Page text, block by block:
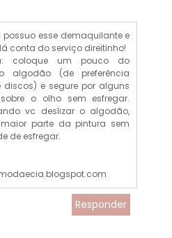
possuo esse demaquilante e
conta do serviço direitinho!
coloque um pouco do
algodão (de preferência
discos) e segure por alguns
o olho sem esfregar.
vc deslizar o algodão,
parte da pintura sem
de esfregar.
Responder